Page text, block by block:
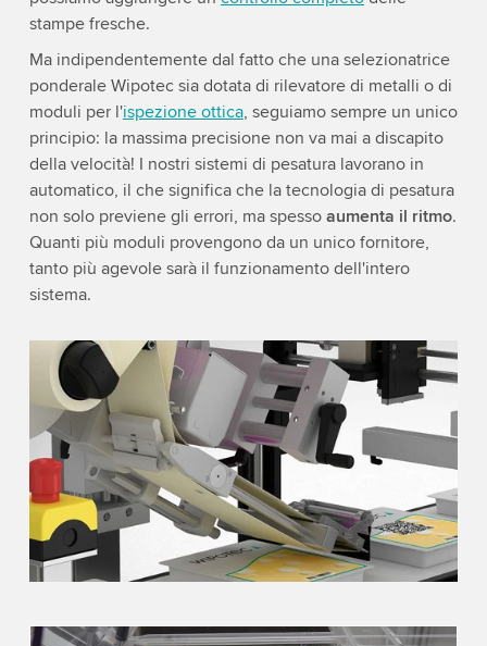
stampe fresche.
Ma indipendentemente dal fatto che una selezionatrice
ponderale Wipotec sia dotata di rilevatore di metalli o di
moduli per l'ispezione ottica, seguiamo sempre un unico
principio: la massima precisione non va mai a discapito
della velocità! I nostri sistemi di pesatura lavorano in
automatico, il che significa che la tecnologia di pesatura
non solo previene gli errori, ma spesso aumenta il ritmo.
Quanti più moduli provengono da un unico fornitore,
tanto più agevole sarà il funzionamento dell'intero
sistema.